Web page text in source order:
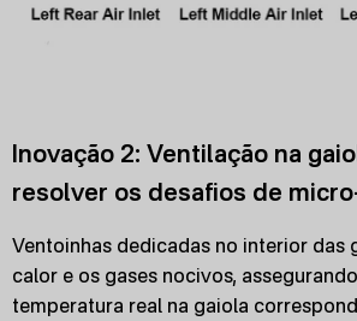
Inovação 2: Ventilação na
resolver os desafios de
Ventoinhas dedicadas no interior das
calor e os gases nocivos,
temperatura real na gaiola